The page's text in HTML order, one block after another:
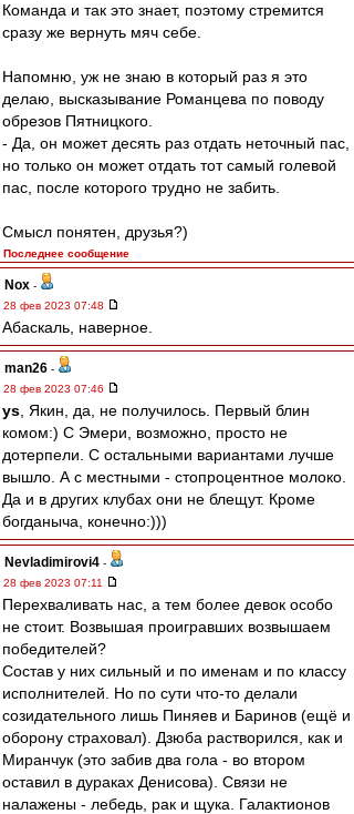
Команда и так это знает, поэтому стремится
сразу же вернуть мяч себе.
Напомню, уж не знаю в который раз я это
делаю, высказывание Романцева по поводу
обрезов Пятницкого.
- Да, он может десять раз отдать неточный пас,
но только он может отдать тот самый голевой
пас, после которого трудно не забить.
Смысл понятен, друзья?)
Последнее сообщение
Nox -
28 фев 2023 07:48
Абаскаль, наверное.
man26 -
28 фев 2023 07:46
ys , Якин, да, не получилось. Первый блин
комом:) С Эмери, возможно, просто не
дотерпели. С остальными вариантами лучше
вышло. А с местными - стопроцентное молоко.
Да и в других клубах они не блещут. Кроме
богданыча, конечно:)))
Nevladimirovi4 -
28 фев 2023 07:11
Перехваливать нас, а тем более девок особо
не стоит. Возвышая проигравших возвышаем
победителей?
Состав у них сильный и по именам и по классу
исполнителей. Но по сути что-то делали
созидательного лишь Пиняев и Баринов (ещё и
оборону страховал). Дзюба растворился, как и
Миранчук (это забив два гола - во втором
оставил в дураках Денисова). Связи не
налажены - лебедь, рак и щука. Галактионов